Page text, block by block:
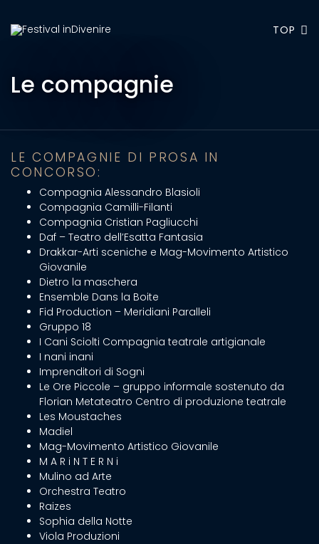
TOP
Le compagnie
LE COMPAGNIE DI PROSA IN
CONCORSO:
Compagnia Alessandro Blasioli
Compagnia Camilli-Filanti
Compagnia Cristian Pagliucchi
Daf – Teatro dell’Esatta Fantasia
Drakkar-Arti sceniche e Mag-Movimento Artistico
Giovanile
Dietro la maschera
Ensemble Dans la Boite
Fid Production – Meridiani Paralleli
Gruppo 18
I Cani Sciolti Compagnia teatrale artigianale
I nani inani
Imprenditori di Sogni
Le Ore Piccole – gruppo informale sostenuto da
Florian Metateatro Centro di produzione teatrale
Les Moustaches
Madiel
Mag-Movimento Artistico Giovanile
M A R i N T E R N i
Mulino ad Arte
Orchestra Teatro
Raizes
Sophia della Notte
Viola Produzioni